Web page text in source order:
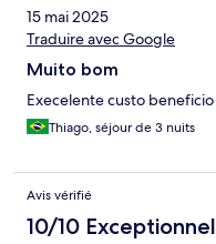
15 mai 2025
Traduire avec Google
Muito bom
Execelente custo beneficio
Thiago, séjour de 3 nuits
Avis vérifié
10/10 Exceptionnel